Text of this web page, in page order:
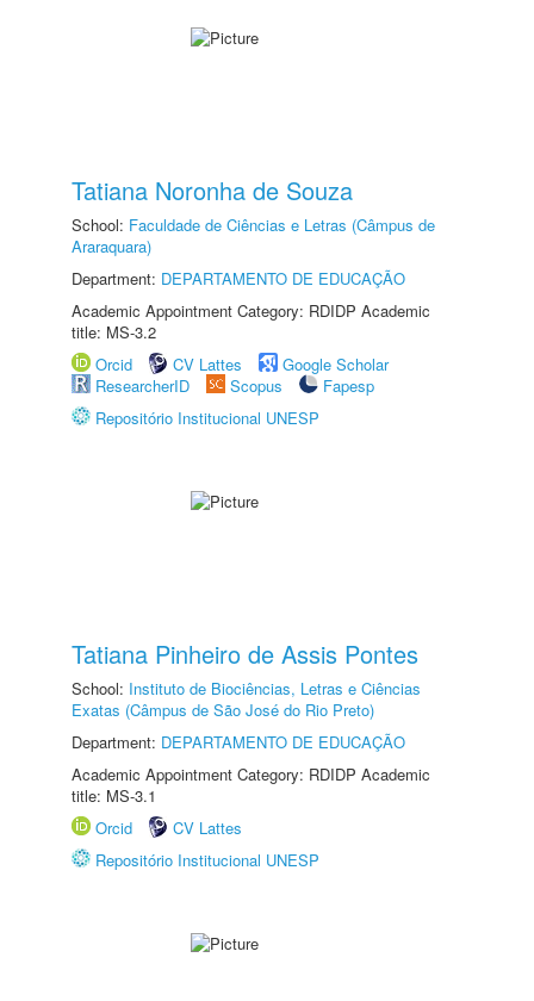
Tatiana Noronha de Souza
School: Faculdade de Ciências e Letras (Câmpus de
Araraquara)
Department: DEPARTAMENTO DE EDUCAÇÃO
Academic Appointment Category: RDIDP Academic
title: MS-3.2
Orcid
CV Lattes
Google Scholar
ResearcherID
Scopus
Fapesp
Repositório Institucional UNESP
Tatiana Pinheiro de Assis Pontes
School: Instituto de Biociências, Letras e Ciências
Exatas (Câmpus de São José do Rio Preto)
Department: DEPARTAMENTO DE EDUCAÇÃO
Academic Appointment Category: RDIDP Academic
title: MS-3.1
Orcid
CV Lattes
Repositório Institucional UNESP